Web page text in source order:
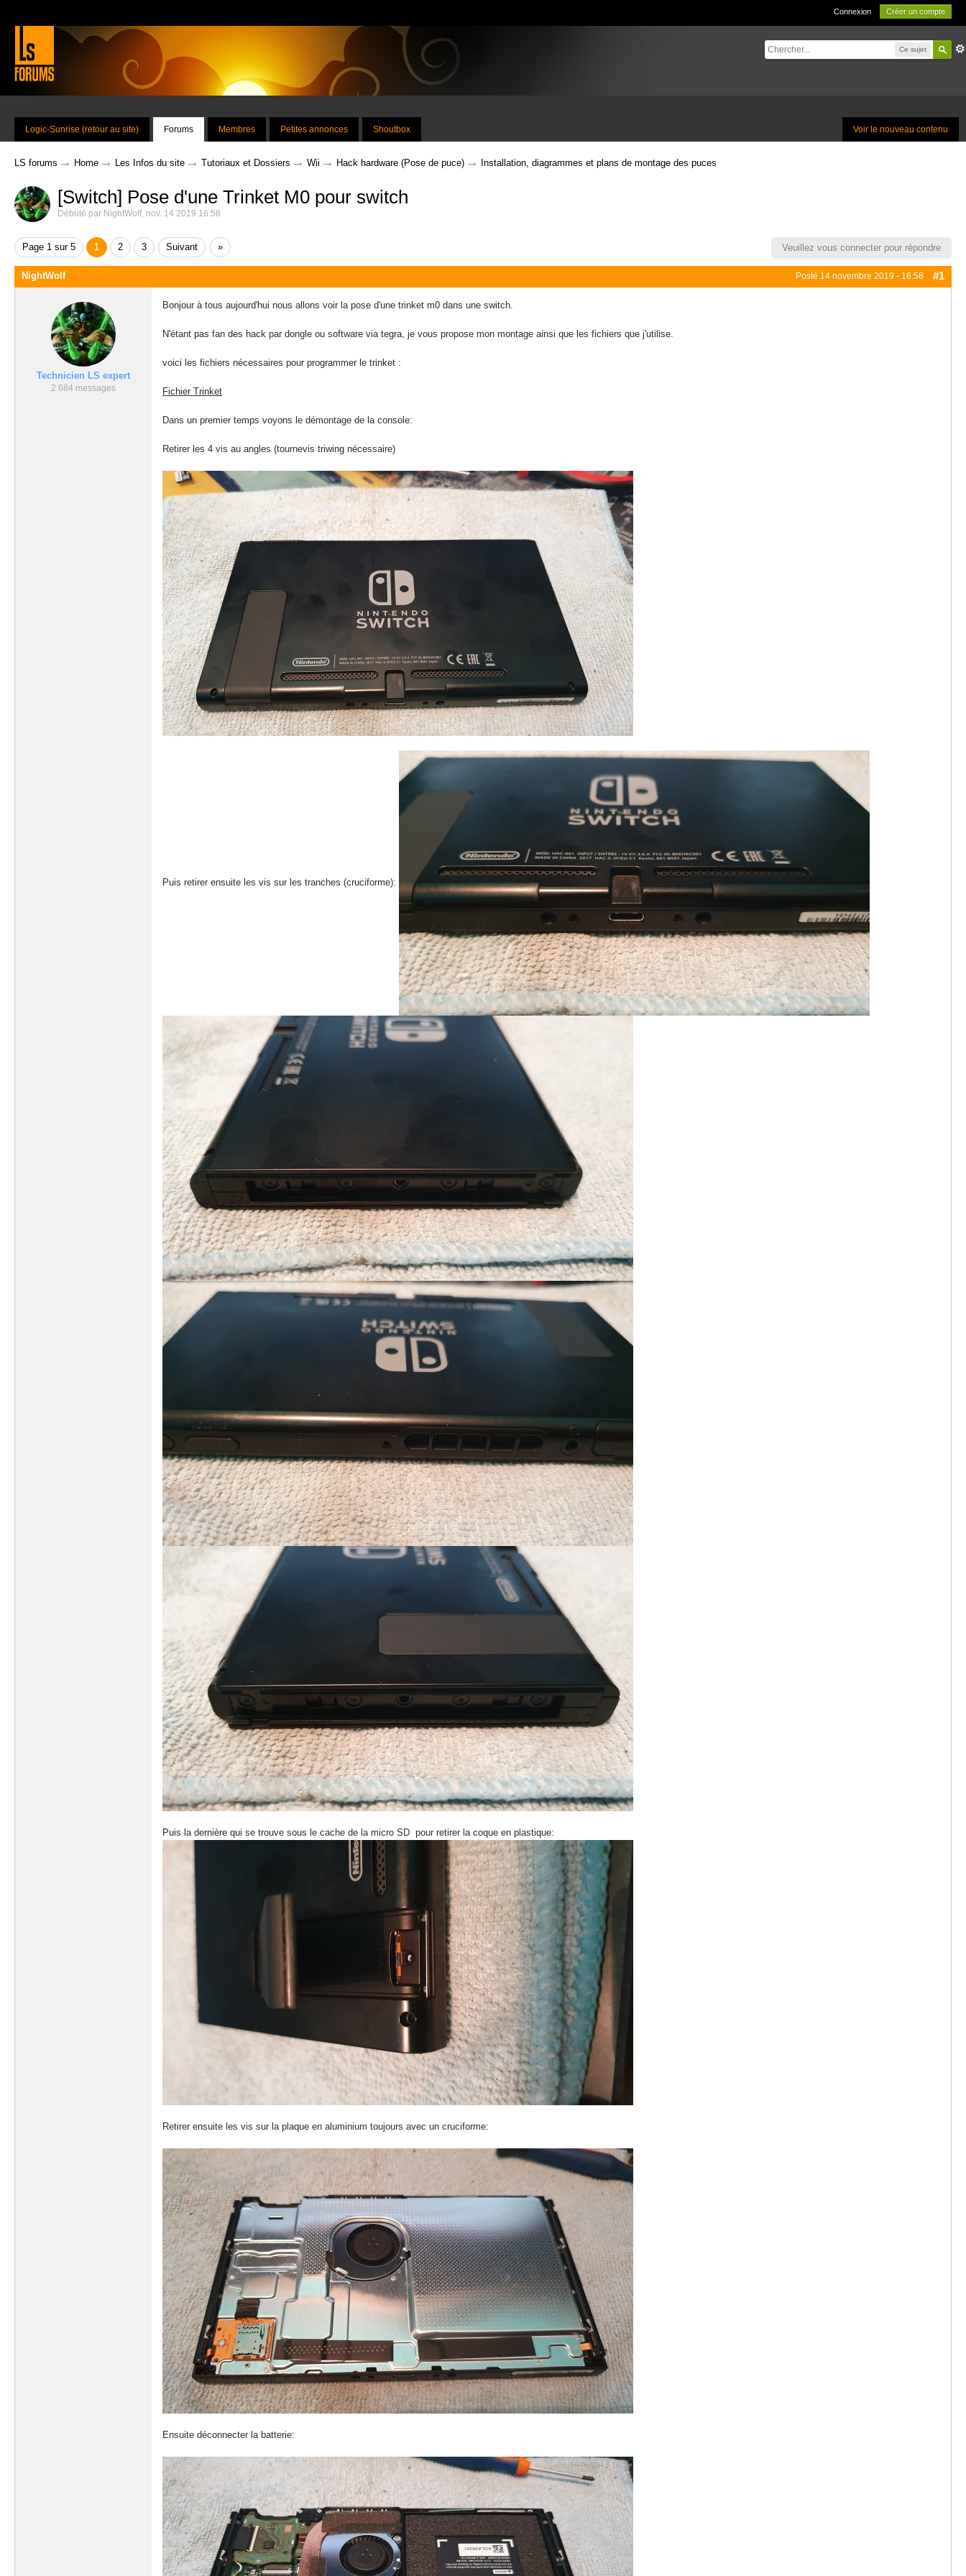
Connexion Créer un compte
Ce sujet
Voir le nouveau contenu
Logic-Sunrise (retour au site) Forums Membres Petites annonces Shoutbox
LS forums → Home → Les Infos du site → Tutoriaux et Dossiers → Wii → Hack hardware (Pose de puce) → Installation, diagrammes et plans de montage des puces
[Switch] Pose d'une Trinket M0 pour switch
Débuté par NightWolf, nov. 14 2019 16:58
Page 1 sur 5 1 2 3 Suivant » Veuillez vous connecter pour répondre
Posté 14 novembre 2019 - 16:58 #1
NightWolf
Technicien LS expert
2 684 messages
Bonjour à tous aujourd'hui nous allons voir la pose d'une trinket m0 dans une switch.
N'étant pas fan des hack par dongle ou software via tegra, je vous propose mon montage ainsi que les fichiers que j'utilise.
voici les fichiers nécessaires pour programmer le trinket :
Fichier Trinket
Dans un premier temps voyons le démontage de la console:
Retirer les 4 vis au angles (tournevis triwing nécessaire)
Puis retirer ensuite les vis sur les tranches (cruciforme):
Puis la dernière qui se trouve sous le cache de la micro SD pour retirer la coque en plastique:
Retirer ensuite les vis sur la plaque en aluminium toujours avec un cruciforme:
Ensuite déconnecter la batterie: